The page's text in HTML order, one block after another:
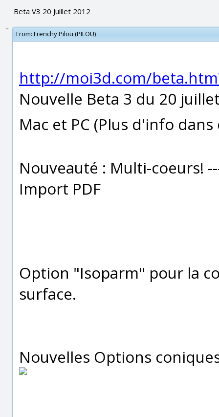
Beta V3 20 Juillet 2012
From: Frenchy Pilou (PILOU)
http://moi3d.com/
Nouvelle Beta 3 du 20
Mac et PC (Plus d'info
Nouveauté : Multi-coeurs!
Import PDF
Option "Isoparm" pour la
surface.
Nouvelles Options